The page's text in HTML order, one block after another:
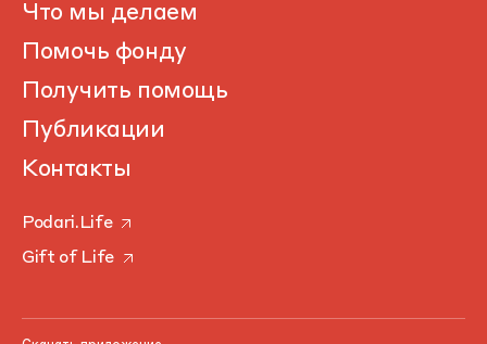
Что мы делаем
Помочь фонду
Получить помощь
Публикации
Контакты
Podari.Life
Gift of Life